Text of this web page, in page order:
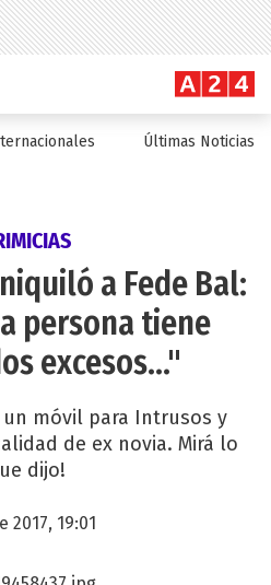
Últimas Noticias
a Fede Bal:
persona tiene
excesos..."
móvil para Intrusos y
de ex novia. Mirá lo
dijo!
2017, 19:01